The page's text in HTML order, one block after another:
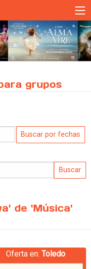
grupos
de 'Música'
Oferta en: Toledo